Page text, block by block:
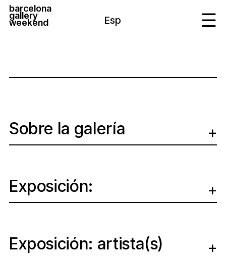
barcelona
gallery
weekend Esp
Sobre la galería
Exposición:
Exposición: artista(s)